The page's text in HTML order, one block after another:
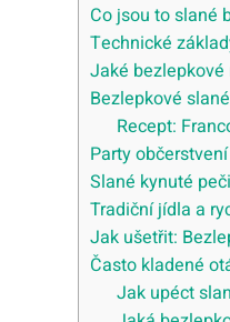
Co jsou to slané
Technické
Jaké
Bezlepkové
Recept:
Party
Slané kynuté
Tradiční jídla a
Jak ušetřit:
Často kladené
Jak upéct